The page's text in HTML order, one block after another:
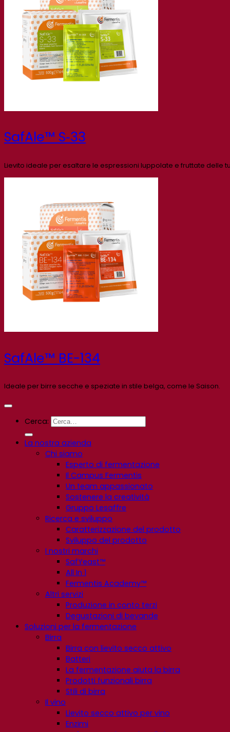
SafAle™ S‑33
Lievito ideale per esaltare le espressioni luppolate e fruttate delle
SafAle™ BE-134
Ideale per birre secche e speziate in stile belga, come le Saison.
Cerca:
La nostra azienda
Chi siamo
Esperto di fermentazione
Il Campus Fermentis
Un team appassionato
Sostenere la creatività
Gruppo Lesaffre
Ricerca e sviluppo
Caratterizzazione del prodotto
Sviluppo del prodotto
I nostri marchi
SafYeast™
All In 1
Fermentis Academy™
Altri servizi
Produzione in conto terzi
Degustazioni di bevande
Soluzioni per la fermentazione
Birra
Birra con lievito secco attivo
Batteri
La fermentazione aiuta la birra
Prodotti funzionali birra
Stili di birra
Il vino
Lievito secco attivo per vino
Enzimi